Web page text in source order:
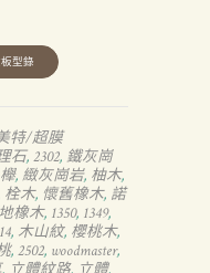
特/超膜
石, 2302, 鐵灰崗
, 緻灰崗岩, 柚木,
栓木, 懷舊橡木, 諾
橡木, 1350, 1349,
, 木山紋, 櫻桃木,
, 2502, woodmaster,
, , ,